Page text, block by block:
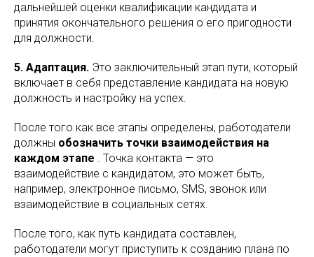
дальнейшей оценки квалификации кандидата и
принятия окончательного решения о его пригодности
для должности.
5. Адаптация. Это заключительный этап пути, который
включает в себя представление кандидата на новую
должность и настройку на успех.
После того как все этапы определены, работодатели
должны обозначить точки взаимодействия на
каждом этапе . Точка контакта — это
взаимодействие с кандидатом, это может быть,
например, электронное письмо, SMS, звонок или
взаимодействие в социальных сетях.
После того, как путь кандидата составлен,
работодатели могут приступить к созданию плана по